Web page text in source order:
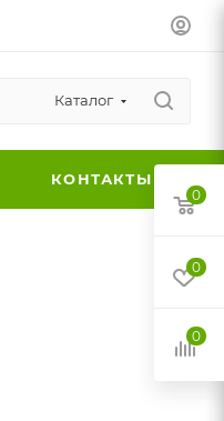
Каталог
КОНТАКТЫ
0
0
0